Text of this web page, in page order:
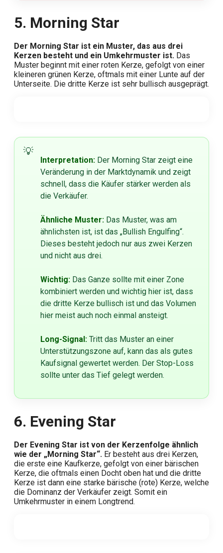
5. Morning Star
Der Morning Star ist ein Muster, das aus drei
Kerzen besteht und ein Umkehrmuster ist. Das
Muster beginnt mit einer roten Kerze, gefolgt von einer
kleineren grünen Kerze, oftmals mit einer Lunte auf der
Unterseite. Die dritte Kerze ist sehr bullisch ausgeprägt.
Interpretation: Der Morning Star zeigt eine
Veränderung in der Marktdynamik und zeigt
schnell, dass die Käufer stärker werden als
die Verkäufer.
Ähnliche Muster: Das Muster, was am
ähnlichsten ist, ist das „Bullish Engulfing“.
Dieses besteht jedoch nur aus zwei Kerzen
und nicht aus drei.
Wichtig: Das Ganze sollte mit einer Zone
kombiniert werden und wichtig hier ist, dass
die dritte Kerze bullisch ist und das Volumen
hier meist auch noch einmal ansteigt.
Long-Signal: Tritt das Muster an einer
Unterstützungszone auf, kann das als gutes
Kaufsignal gewertet werden. Der Stop-Loss
sollte unter das Tief gelegt werden.
6. Evening Star
Der Evening Star ist von der Kerzenfolge ähnlich
wie der „Morning Star“. Er besteht aus drei Kerzen,
die erste eine Kaufkerze, gefolgt von einer bärischen
Kerze, die oftmals einen Docht oben hat und die dritte
Kerze ist dann eine starke bärische (rote) Kerze, welche
die Dominanz der Verkäufer zeigt. Somit ein
Umkehrmuster in einem Longtrend.